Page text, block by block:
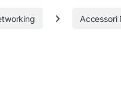
Accessori